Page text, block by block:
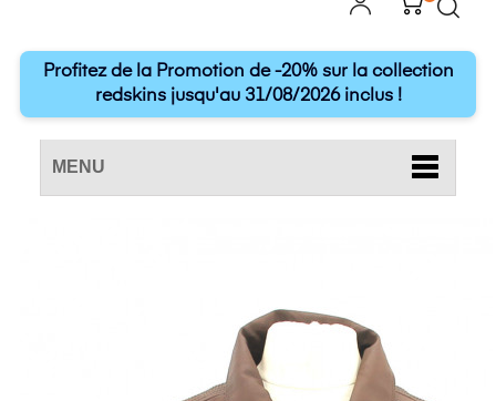
Profitez de la Promotion de -20% sur la collection
redskins jusqu'au 31/08/2026 inclus !
MENU